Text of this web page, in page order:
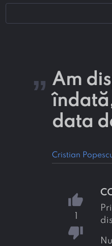
„ Am
data
Cristian
thumb_up
thumb_down